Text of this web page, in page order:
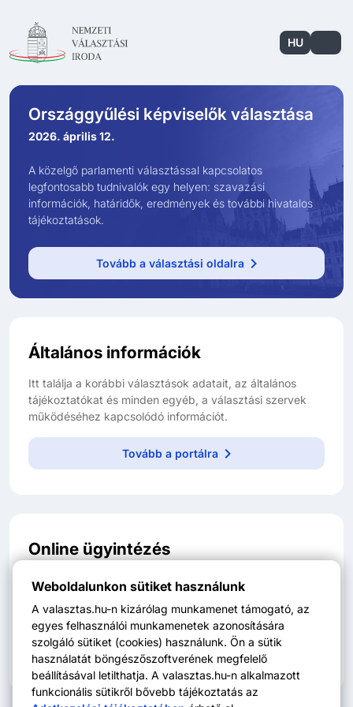
Weboldalunkon sütiket használunk
A valasztas.hu-n kizárólag munkamenet támogató, az
egyes felhasználói munkamenetek azonosítására
szolgáló sütiket (cookies) használunk. Ön a sütik
használatát böngészőszoftverének megfelelő
beállításával letilthatja. A valasztas.hu-n alkalmazott
funkcionális sütikről bővebb tájékoztatás az
HU
Országgyűlési képviselők választása
2026. április 12.
A közelgő parlamenti választással kapcsolatos
legfontosabb tudnivalók egy helyen: szavazási
információk, határidők, eredmények és további hivatalos
tájékoztatások.
Tovább a választási oldalra
Általános információk
Itt találja a korábbi választások adatait, az általános
tájékoztatókat és minden egyéb, a választási szervek
működéséhez kapcsolódó információt.
Tovább a portálra
Online ügyintézés
Kérelmek benyújtása online átjelentkezéshez, mozgóurna
igényléshez vagy külképviseleti névjegyzékbe vételhez
amagyarorszag.hu-n.
Ügyintézés indítása